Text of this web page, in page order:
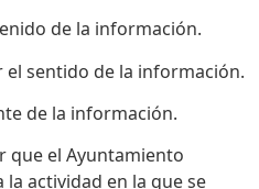
de la información.
el sentido de la información.
de la información.
que el Ayuntamiento
actividad en la que se